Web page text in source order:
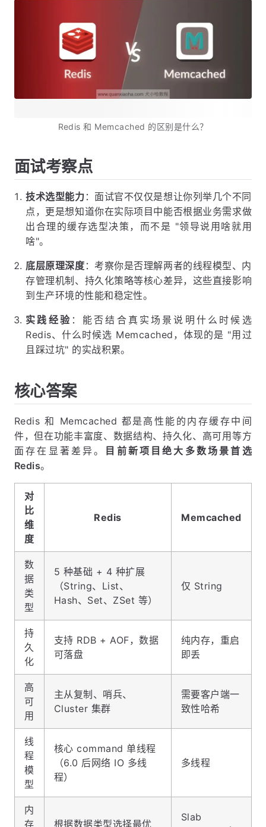
Redis 和 Memcached 的区别是什么？
面试考察点
技术选型能力 ：面试官不仅仅是想让你列举几个不同
点，更是想知道你在实际项目中能否根据业务需求做
出合理的缓存选型决策，而不是 "领导说用啥就用
啥"。
底层原理深度 ：考察你是否理解两者的线程模型、内
存管理机制、持久化策略等核心差异，这些直接影响
到生产环境的性能和稳定性。
实践经验 ：能否结合真实场景说明什么时候选
Redis、什么时候选 Memcached，体现的是 "用过
且踩过坑" 的实战积累。
核心答案
Redis 和 Memcached 都是高性能的内存缓存中间
件，但在功能丰富度、数据结构、持久化、高可用等方
面存在显著差异。 目前新项目绝大多数场景首选
Redis。
对
比
维
度
Redis Memcached
数
据
类
型
5 种基础 + 4 种扩展
（String、List、
Hash、Set、ZSet 等）
仅 String
持
久
化
支持 RDB + AOF，数据
可落盘
纯内存，重启
即丢
高
可
用
主从复制、哨兵、
Cluster 集群
需要客户端一
致性哈希
线
程
模
型
核心 command 单线程
（6.0 后网络 IO 多线
程）
多线程
内
存
根据数据类型选择最优
Slab